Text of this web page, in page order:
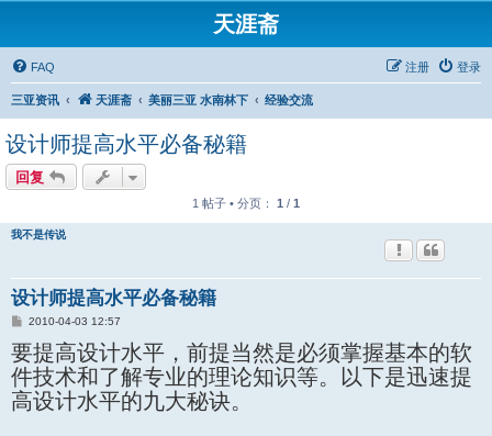
天涯斋
FAQ 登录
注册
三亚资讯 天涯斋 美丽三亚 水南林下 经验交流
设计师提高水平必备秘籍
回复
1 帖子 • 分页： 1 / 1
我不是传说
设计师提高水平必备秘籍
帖
2010-04-03 12:57
要提高设计水平，前提当然是必须掌握基本的软
件技术和了解专业的理论知识等。以下是迅速提
高设计水平的九大秘诀。